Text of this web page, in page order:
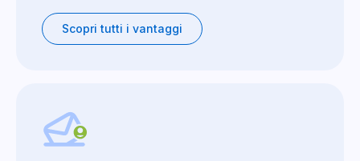
Scopri tutti i vantaggi